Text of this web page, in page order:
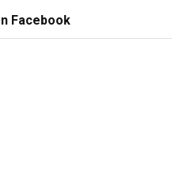
Facebook